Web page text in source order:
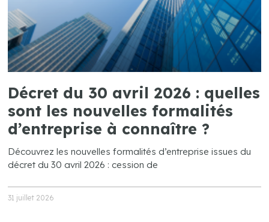
Décret du 30 avril 2026 : quelles
sont les nouvelles formalités
d’entreprise à connaître ?
Découvrez les nouvelles formalités d’entreprise issues du
décret du 30 avril 2026 : cession de
31 juillet 2026